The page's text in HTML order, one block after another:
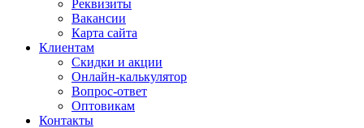
Реквизиты
Вакансии
Карта сайта
Клиентам
Скидки и акции
Онлайн-калькулятор
Вопрос-ответ
Оптовикам
Контакты